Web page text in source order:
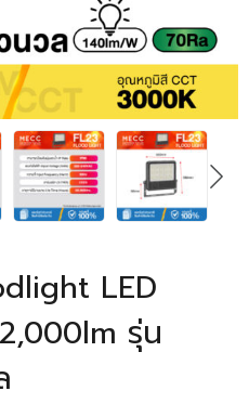
NEXT
LED
รุ่น